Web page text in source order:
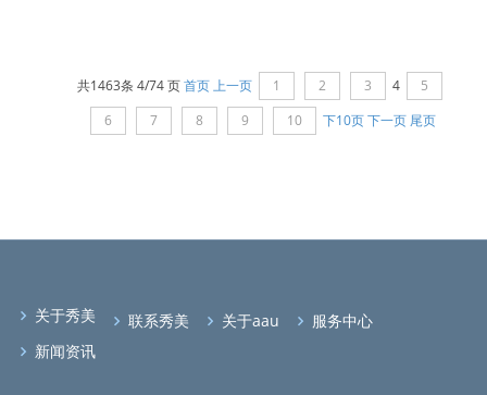
共1463条 4/74 页 首页 上一页 1 2 3 4
5
6
7 8 9 10 下10页 下一页 尾页
关于秀美 联系秀美 关于aau
服务中心
新闻资讯